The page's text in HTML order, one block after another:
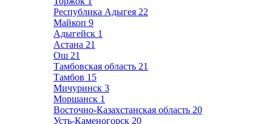
Республика Адыгея 22
Майкоп 9
Адыгейск 1
Астана 21
Ош 21
Тамбовская область 21
Тамбов 15
Мичуринск 3
Моршанск 1
Восточно-Казахстанская область 20
Усть-Каменогорск 20